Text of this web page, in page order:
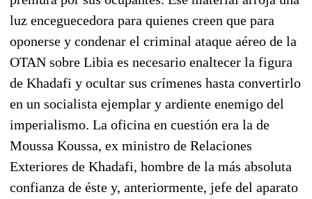
luz enceguecedora para quienes creen que para
oponerse y condenar el criminal ataque aéreo de la
OTAN sobre Libia es necesario enaltecer la figura
de Khadafi y ocultar sus crímenes hasta convertirlo
en un socialista ejemplar y ardiente enemigo del
imperialismo. La oficina en cuestión era la de
Moussa Koussa, ex ministro de Relaciones
Exteriores de Khadafi, hombre de la más absoluta
confianza de éste y, anteriormente, jefe del aparato